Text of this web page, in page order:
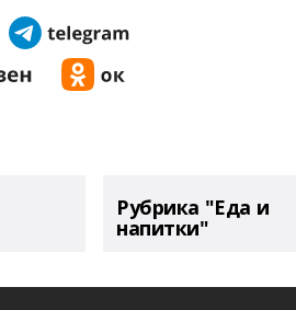
Рубрика "Еда и
напитки"